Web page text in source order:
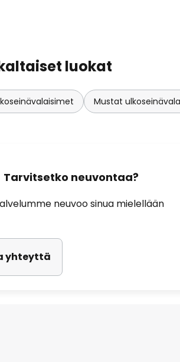
luokat
Mustat
Tarvitsetko neuvontaa?
neuvoo sinua mielellään
yhteyttä